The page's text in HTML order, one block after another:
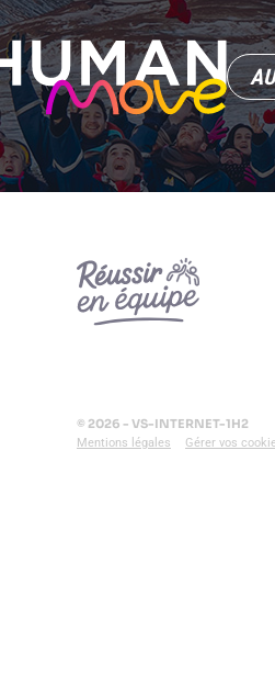
© 2026 - VS-INTERNET-1H2
Mentions légales Gérer vos